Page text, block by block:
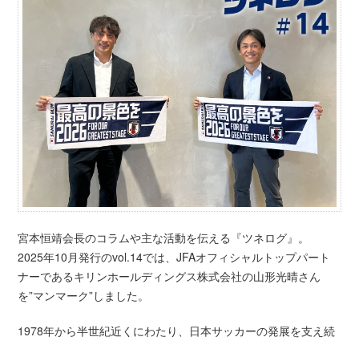
宮本恒靖会長のコラムや主な活動を伝える『ツネログ』。
2025年10月発行のvol.14では、JFAオフィシャルトップパート
ナーであるキリンホールディングス株式会社の山形光晴さん
を”マンマーク”しました。
1978年から半世紀近くにわたり、日本サッカーの発展を支え続